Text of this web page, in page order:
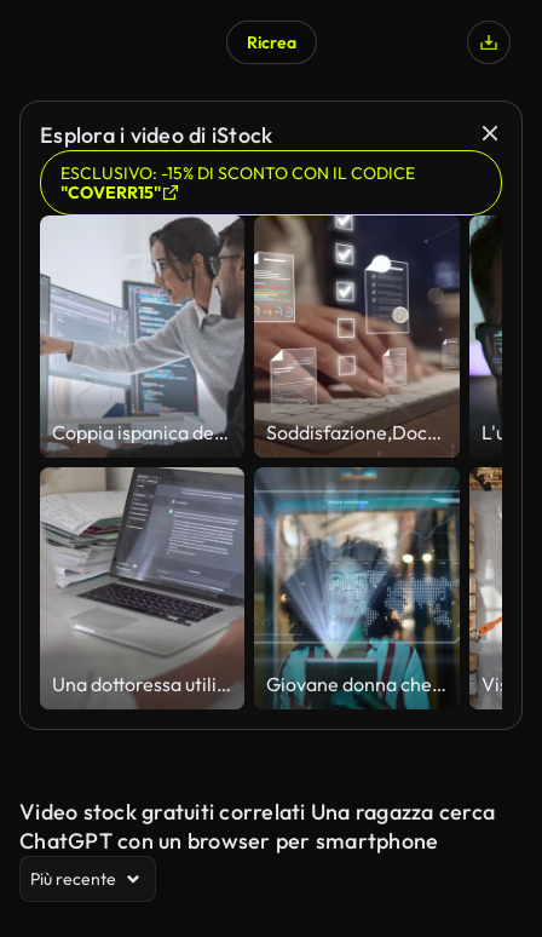
Ricrea
Esplora i video di iStock
ESCLUSIVO: -15% DI SCONTO CON IL CODICE
"COVERR15"
Coppia ispanica dell'America Latina, sviluppatore di software che utilizza il computer, lavora insieme alla codifica del programma in ufficio a casa. Tecnologia di sviluppo del linguaggio di programmazione, concetto di lavoro freelance Soddisfazione,Documento,Lista di controllo,Database,Contratto,Casella di controllo, Assicurazione,Manager,Tecnologia,Marketing,Sicurezza,Scelta,Lavoro,Computer portatile,Successo,Finanza,Servizio,Questionario,Computer,Carta,Affari,Realtà virtuale,Organizz
Una dottoressa utilizza l'intelligenza artificiale chat GPT per prescrivere un trattamento a un paziente, da vicino. Giovane donna che utilizza il dispositivo di realtà aumentata mentre cammina in ufficio
Video stock gratuiti correlati Una ragazza cerca
ChatGPT con un browser per smartphone
Più recente